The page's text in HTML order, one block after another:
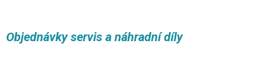
Objednávky servis a náhradní díly